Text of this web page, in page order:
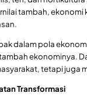
tambah, ekonomi
dalam pola
ekonominya.
tetapi juga
Transformasi